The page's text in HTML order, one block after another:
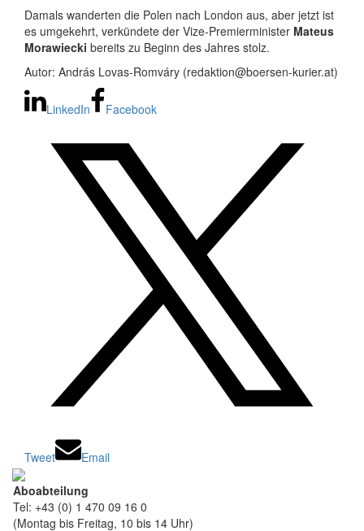
Damals wanderten die Polen nach London aus, aber jetzt ist
es umgekehrt, verkündete der Vize-Premierminister Mateus
Morawiecki bereits zu Beginn des Jahres stolz.
Autor: András Lovas-Romváry (redaktion@boersen-kurier.at)
LinkedIn Facebook
Tweet Email
Aboabteilung
Tel: +43 (0) 1 470 09 16 0
(Montag bis Freitag, 10 bis 14 Uhr)